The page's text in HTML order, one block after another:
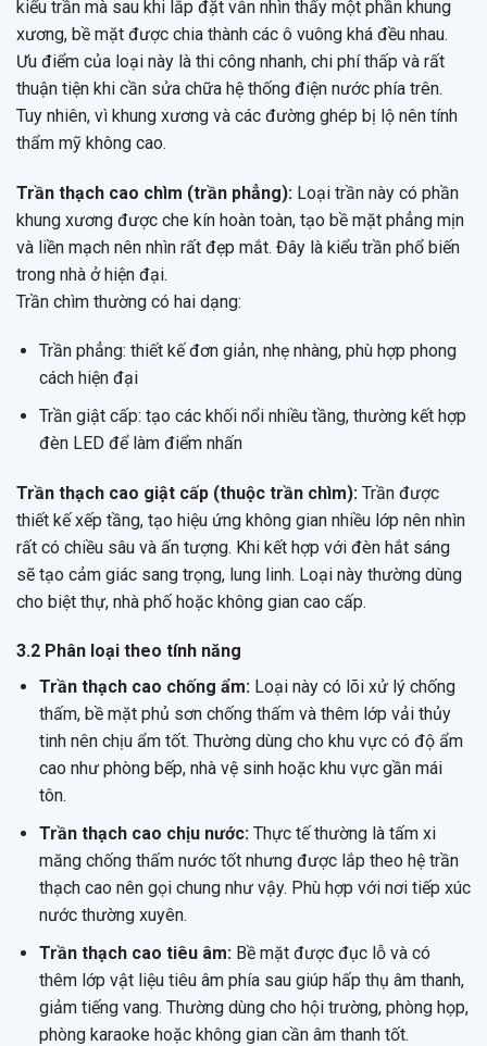
kiểu trần mà sau khi lắp đặt vẫn nhìn thấy một phần khung
xương, bề mặt được chia thành các ô vuông khá đều nhau.
Ưu điểm của loại này là thi công nhanh, chi phí thấp và rất
thuận tiện khi cần sửa chữa hệ thống điện nước phía trên.
Tuy nhiên, vì khung xương và các đường ghép bị lộ nên tính
thẩm mỹ không cao.
Trần thạch cao chìm (trần phẳng): Loại trần này có phần
khung xương được che kín hoàn toàn, tạo bề mặt phẳng mịn
và liền mạch nên nhìn rất đẹp mắt. Đây là kiểu trần phổ biến
trong nhà ở hiện đại.
Trần chìm thường có hai dạng:
Trần phẳng: thiết kế đơn giản, nhẹ nhàng, phù hợp phong
cách hiện đại
Trần giật cấp: tạo các khối nổi nhiều tầng, thường kết hợp
đèn LED để làm điểm nhấn
Trần thạch cao giật cấp (thuộc trần chìm): Trần được
thiết kế xếp tầng, tạo hiệu ứng không gian nhiều lớp nên nhìn
rất có chiều sâu và ấn tượng. Khi kết hợp với đèn hắt sáng
sẽ tạo cảm giác sang trọng, lung linh. Loại này thường dùng
cho biệt thự, nhà phố hoặc không gian cao cấp.
3.2 Phân loại theo tính năng
Trần thạch cao chống ẩm:Loại này có lõi xử lý chống
thấm, bề mặt phủ sơn chống thấm và thêm lớp vải thủy
tinh nên chịu ẩm tốt. Thường dùng cho khu vực có độ ẩm
cao như phòng bếp, nhà vệ sinh hoặc khu vực gần mái
tôn.
Trần thạch cao chịu nước:Thực tế thường là tấm xi
măng chống thấm nước tốt nhưng được lắp theo hệ trần
thạch cao nên gọi chung như vậy. Phù hợp với nơi tiếp xúc
nước thường xuyên.
Trần thạch cao tiêu âm:Bề mặt được đục lỗ và có
thêm lớp vật liệu tiêu âm phía sau giúp hấp thụ âm thanh,
giảm tiếng vang. Thường dùng cho hội trường, phòng họp,
phòng karaoke hoặc không gian cần âm thanh tốt.